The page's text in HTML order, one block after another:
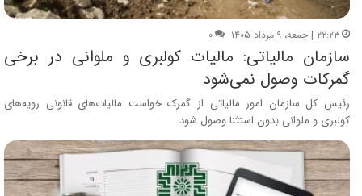
۲۲:۲۳ | جمعه، ۹ مرداد ۱۴۰۵ ۰
سازمان مالیاتی: مالیات کولبری و ملوانی در برخی
گمرکات وصول نمی‌شود
رئیس کل سازمان امور مالیاتی از گمرک خواست مالیات‌های قانونی رویه‌های
کولبری و ملوانی بدون استثنا وصول شود.